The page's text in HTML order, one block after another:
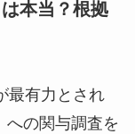
本当？根拠
最有力とされ
への関与調査を